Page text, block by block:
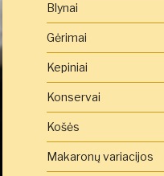
Blynai
Gėrimai
Kepiniai
Konservai
Košės
Makaronų variacijos